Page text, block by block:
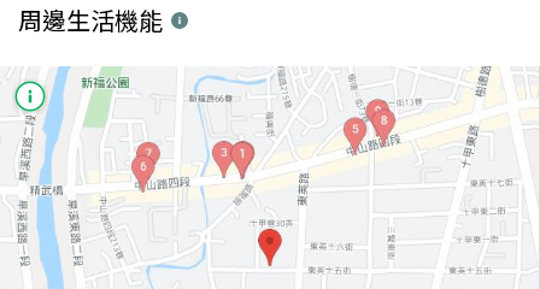
周邊生活機能